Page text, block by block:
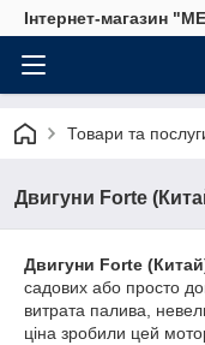
Інтернет-магазин
Товари та
Двигуни Forte
Двигуни Forte
садових або просто
витрата палива,
ціна зробили цей